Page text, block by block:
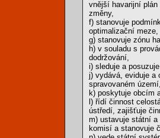
vnější havarijní
změny,
f) stanovuje
optimalizační
g) stanovuje zónu
h) v souladu s
dodržování,
i) sleduje a
j) vydává, eviduje a
spravovaném území,
k) poskytuje obcím
l) řídí činnost
ústředí, zajišťuje
m) ustavuje státní a
komisí a stanovuje